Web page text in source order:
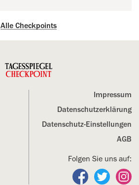
Alle Checkpoints
Impressum
Datenschutz­erklärung
Datenschutz-Einstellungen
AGB
Folgen Sie uns auf:
Folgen Sie